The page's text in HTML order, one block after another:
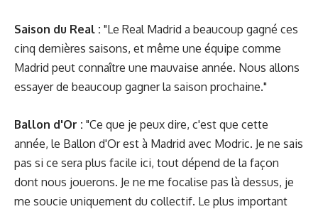
Saison du Real : "Le Real Madrid a beaucoup gagné ces
cinq dernières saisons, et même une équipe comme
Madrid peut connaître une mauvaise année. Nous allons
essayer de beaucoup gagner la saison prochaine."
Ballon d'Or : "Ce que je peux dire, c'est que cette
année, le Ballon d'Or est à Madrid avec Modric. Je ne sais
pas si ce sera plus facile ici, tout dépend de la façon
dont nous jouerons. Je ne me focalise pas là dessus, je
me soucie uniquement du collectif. Le plus important